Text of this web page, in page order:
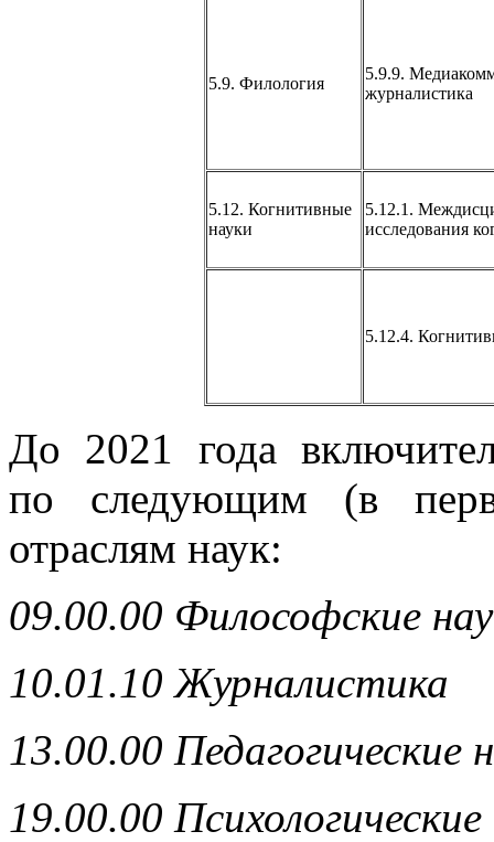
5.9. Филология
5.9.9.
журналистика
5.12. Когнитивные
науки
5.12.1.
исследования
5.12.4.
До 2021 года
по следующим (в
отраслям наук:
09.00.00 Философские
10.01.10 Журналистика
13.00.00 Педагогические
19.00.00 Психологические